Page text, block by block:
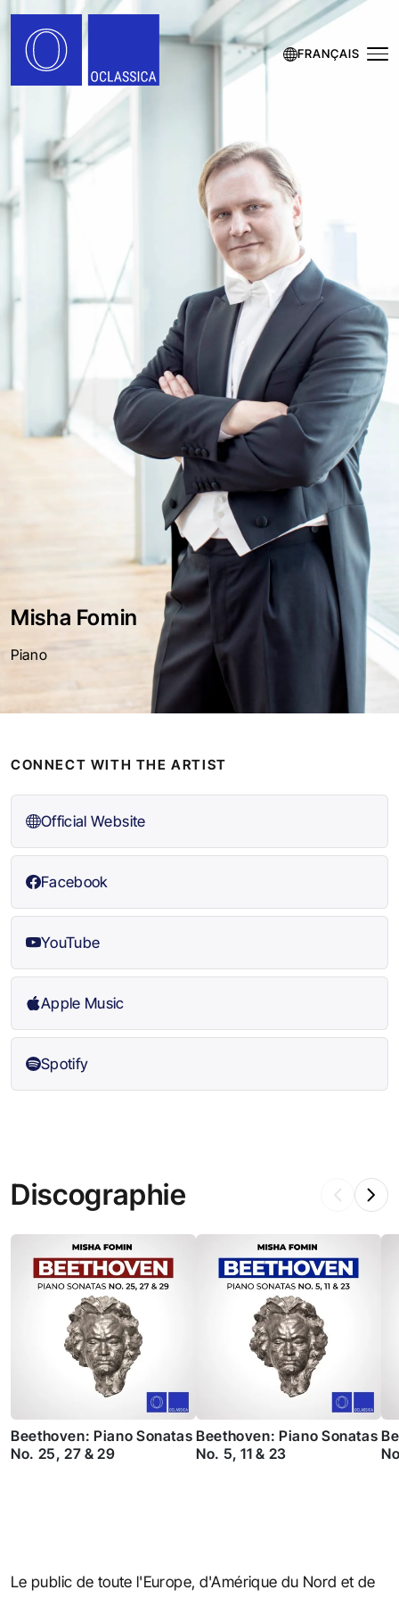
FRANÇAIS
Misha Fomin
Piano
CONNECT WITH THE ARTIST
Official Website
Facebook
YouTube
Apple Music
Spotify
Discographie
Beethoven: Piano Sonatas
No. 25, 27 & 29
Beethoven: Piano Sonatas
No. 5, 11 & 23
Le public de toute l'Europe, d'Amérique du Nord et de